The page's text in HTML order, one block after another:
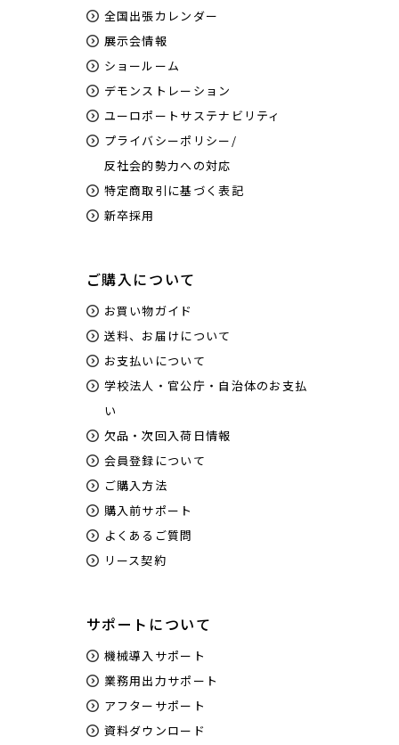
全国出張カレンダー
展示会情報
ショールーム
デモンストレーション
ユーロポートサステナビリティ
プライバシーポリシー/
反社会的勢力への対応
特定商取引に基づく表記
新卒採用
ご購入について
お買い物ガイド
送料、お届けについて
お支払いについて
学校法人・官公庁・自治体のお支払
い
欠品・次回入荷日情報
会員登録について
ご購入方法
購入前サポート
よくあるご質問
リース契約
サポートについて
機械導入サポート
業務用出力サポート
アフターサポート
資料ダウンロード